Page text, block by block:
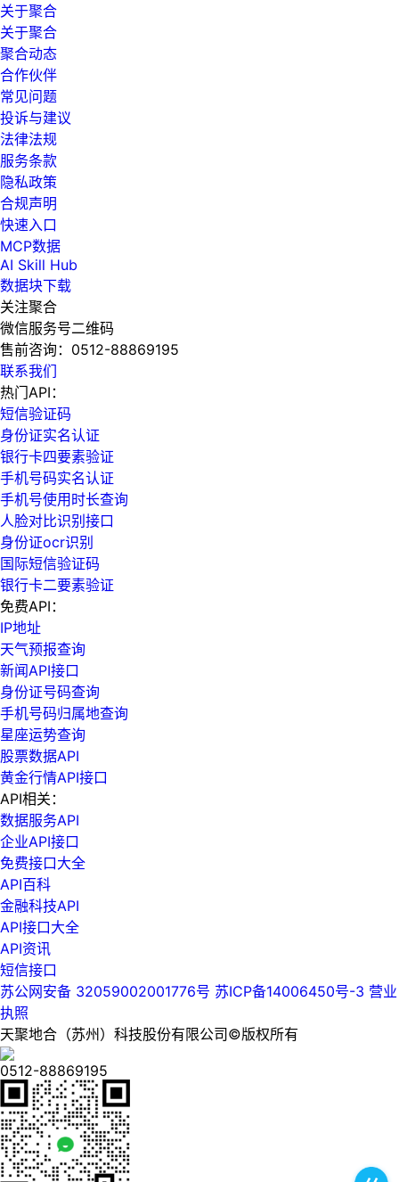
关于聚合
关于聚合
聚合动态
合作伙伴
常见问题
投诉与建议
法律法规
服务条款
隐私政策
合规声明
快速入口
MCP数据
AI Skill Hub
数据块下载
关注聚合
微信服务号二维码
售前咨询： 0512-88869195
联系我们
热门API：
短信验证码
身份证实名认证
银行卡四要素验证
手机号码实名认证
手机号使用时长查询
人脸对比识别接口
身份证ocr识别
国际短信验证码
银行卡二要素验证
免费API：
IP地址
天气预报查询
新闻API接口
身份证号码查询
手机号码归属地查询
星座运势查询
股票数据API
黄金行情API接口
API相关：
数据服务API
企业API接口
免费接口大全
API百科
金融科技API
API接口大全
API资讯
短信接口
苏公网安备 32059002001776号 苏ICP备14006450号-3 营业
执照
天聚地合（苏州）科技股份有限公司©版权所有
0512-88869195